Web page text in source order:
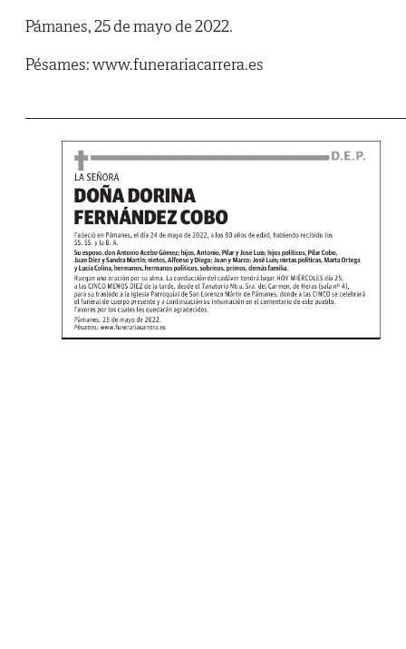
Pámanes, 25 de mayo de 2022.
Pésames: www.funerariacarrera.es